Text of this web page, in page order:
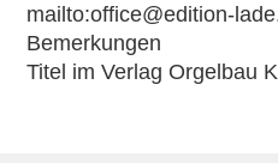
mailto:office@edition-
Bemerkungen
Titel im Verlag Orgelbau